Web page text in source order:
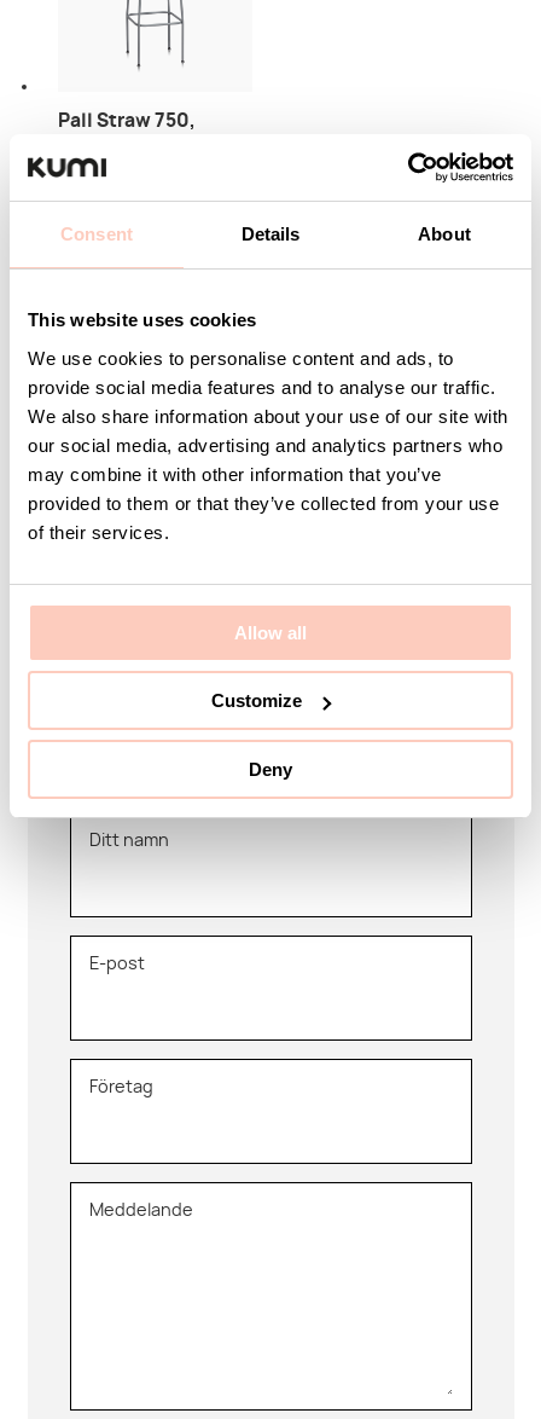
Consent Details About
This website uses cookies
We use cookies to personalise content and ads, to
provide social media features and to analyse our traffic.
We also share information about your use of our site with
our social media, advertising and analytics partners who
may combine it with other information that you’ve
provided to them or that they’ve collected from your use
of their services.
Allow all
Customize
Deny
Pall Straw 750,
Artikelnummer 13672-
Logga in för pris
Kontakta KUMI
Är ni ute efter en specifik produkt eller kanske en
produkter, idéer och orders till att utforma bra
lösningar efter just ert behov eller projekt.
Vi finns här som ett team hela vägen så ni kan känna
er trygga med hjälp och support.
Ditt namn
E-post
Företag
Meddelande